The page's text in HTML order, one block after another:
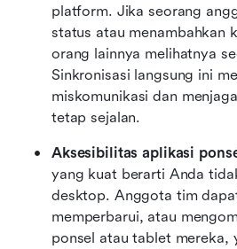
platform. Jika seorang
status atau menambahkan
orang lainnya melihatnya
Sinkronisasi langsung ini
miskomunikasi dan
tetap sejalan.
Aksesibilitas aplikasi
yang kuat berarti Anda
desktop. Anggota tim
memperbarui, atau
ponsel atau tablet mereka,